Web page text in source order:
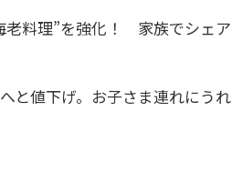
老料理”を強化！ 家族でシェア
と値下げ。お子さま連れにうれ